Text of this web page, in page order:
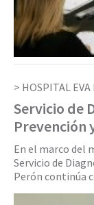
HOSPITAL EVA
Servicio de
Prevención
En el marco del
Servicio de
Perón continúa